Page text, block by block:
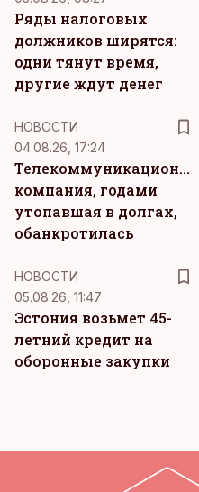
Ряды налоговых
должников ширятся:
одни тянут время,
другие ждут денег
НОВОСТИ
04.08.26, 17:24
Телекоммуникационная
компания, годами
утопавшая в долгах,
обанкротилась
НОВОСТИ
05.08.26, 11:47
Эстония возьмет 45-
летний кредит на
оборонные закупки